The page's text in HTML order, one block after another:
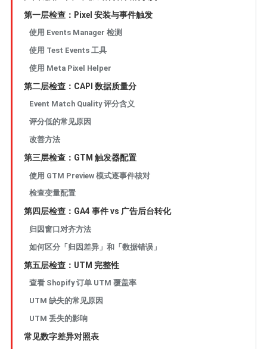
第一层检查：Pixel 安装与事件触发
使用 Events Manager 检测
使用 Test Events 工具
使用 Meta Pixel Helper
第二层检查：CAPI 数据质量分
Event Match Quality 评分含义
评分低的常见原因
改善方法
第三层检查：GTM 触发器配置
使用 GTM Preview 模式逐事件核对
检查变量配置
第四层检查：GA4 事件 vs 广告后台转化
归因窗口对齐方法
如何区分「归因差异」和「数据错误」
第五层检查：UTM 完整性
查看 Shopify 订单 UTM 覆盖率
UTM 缺失的常见原因
UTM 丢失的影响
常见数字差异对照表